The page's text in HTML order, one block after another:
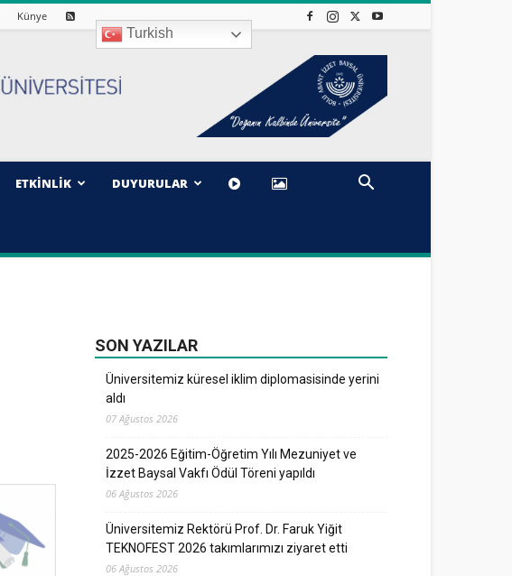
Künye
Turkish
ETKİNLİK DUYURULAR
SON YAZILAR
Üniversitemiz küresel iklim diplomasisinde yerini
aldı
07 Ağustos 2026
2025-2026 Eğitim-Öğretim Yılı Mezuniyet ve
İzzet Baysal Vakfı Ödül Töreni yapıldı
06 Ağustos 2026
Üniversitemiz Rektörü Prof. Dr. Faruk Yiğit
TEKNOFEST 2026 takımlarımızı ziyaret etti
06 Ağustos 2026